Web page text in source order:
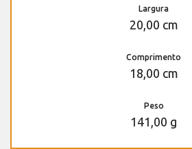
Largura
20,00 cm
Comprimento
18,00 cm
Peso
141,00 g